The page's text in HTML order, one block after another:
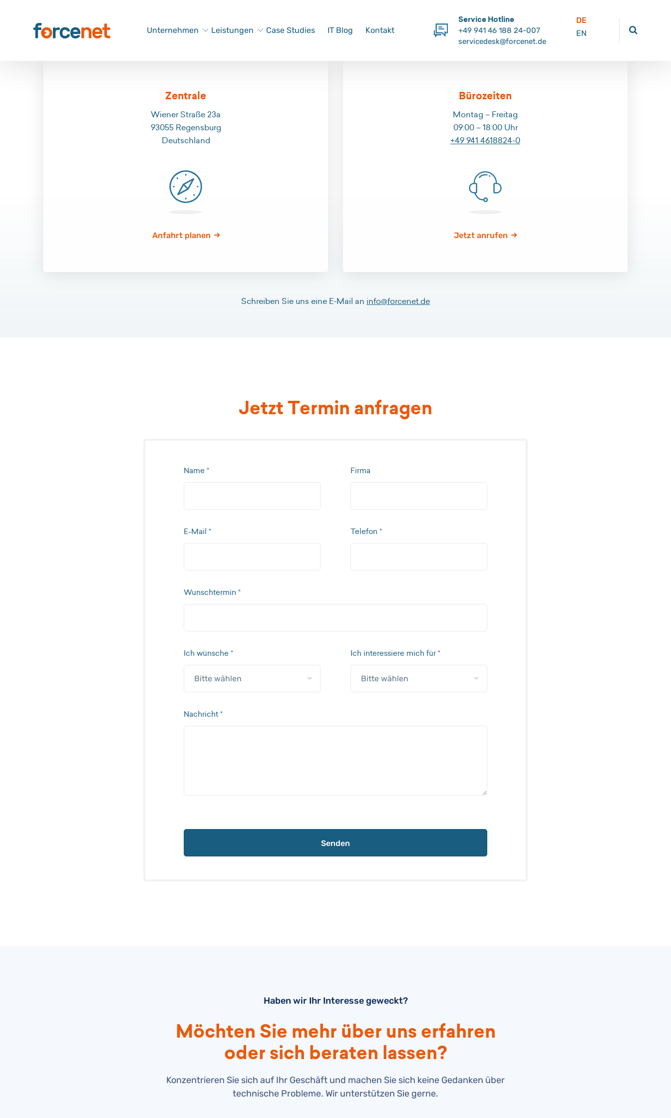
Unternehmen Leistungen Case Studies IT Blog Kontakt
Service Hotline
+49 941 46 188 24-007
servicedesk@forcenet.de
DE
EN
Zentrale
Wiener Straße 23a
93055 Regensburg
Deutschland
Anfahrt planen
Bürozeiten
Montag – Freitag
09:00 – 18:00 Uhr
+49 941 4618824-0
Jetzt anrufen
Schreiben Sie uns eine E-Mail an info@forcenet.de
Jetzt Termin anfragen
Name * Firma
E-Mail * Telefon *
Wunschtermin *
Ich wünsche * Ich interessiere mich für *
Nachricht *
Haben wir Ihr Interesse geweckt?
Möchten Sie mehr über uns erfahren
oder sich beraten lassen?
Konzentrieren Sie sich auf Ihr Geschäft und machen Sie sich keine Gedanken über
technische Probleme. Wir unterstützen Sie gerne.